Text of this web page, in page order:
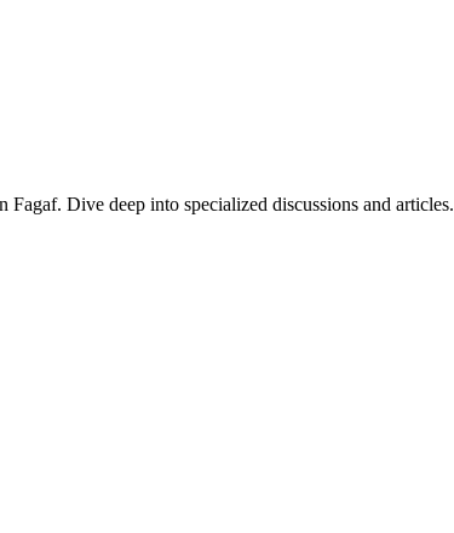
Dive deep into specialized discussions and articles.